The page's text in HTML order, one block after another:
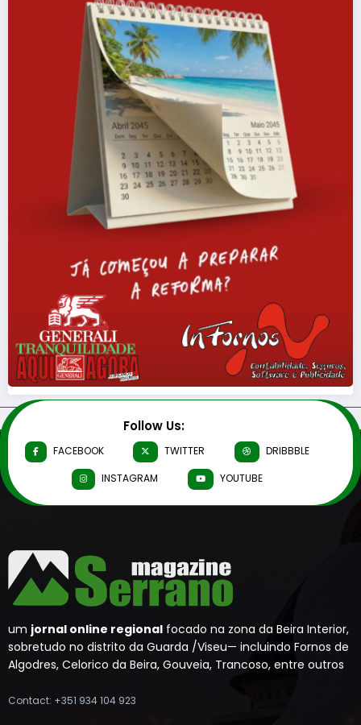
Follow Us:
FACEBOOK TWITTER
DRIBBBLE
INSTAGRAM
YOUTUBE
um jornal online regional focado na zona da Beira Interior,
sobretudo no distrito da Guarda /Viseu— incluindo Fornos de
Algodres, Celorico da Beira, Gouveia, Trancoso, entre outros
Contact: +351 934 104 923